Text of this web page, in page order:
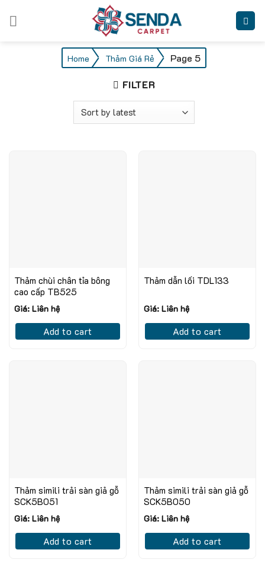
Home / Thảm Giá Rẻ / Page 5
FILTER
Thảm chùi chân tỉa bông
cao cấp TB525
Giá: Liên hệ
Add to cart
Thảm dẫn lối TDL133
Giá: Liên hệ
Add to cart
Thảm simili trải sàn giả gỗ
SCK5B051
Giá: Liên hệ
Add to cart
Thảm simili trải sàn giả gỗ
SCK5B050
Giá: Liên hệ
Add to cart